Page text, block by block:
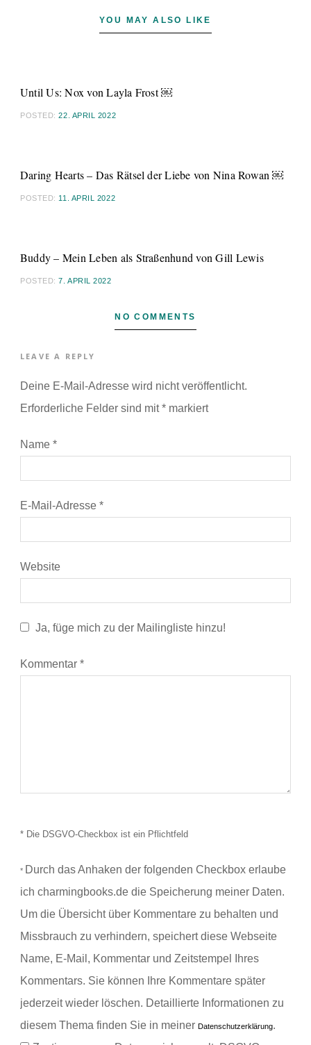
YOU MAY ALSO LIKE
Until Us: Nox von Layla Frost ￼
POSTED:22. APRIL 2022
Daring Hearts – Das Rätsel der Liebe von Nina Rowan ￼
POSTED: 11. APRIL 2022
Buddy – Mein Leben als Straßenhund von Gill Lewis
POSTED:7. APRIL 2022
NO COMMENTS
LEAVE A REPLY
Deine E-Mail-Adresse wird nicht veröffentlicht.
Erforderliche Felder sind mit* markiert
Name *
E-Mail-Adresse *
Website
Ja, füge mich zu der Mailingliste hinzu!
Kommentar *
* Die DSGVO-Checkbox ist ein Pflichtfeld
* Durch das Anhaken der folgenden Checkbox erlaube
ich charmingbooks.de die Speicherung meiner Daten.
Um die Übersicht über Kommentare zu behalten und
Missbrauch zu verhindern, speichert diese Webseite
Name, E-Mail, Kommentar und Zeitstempel Ihres
Kommentars. Sie können Ihre Kommentare später
jederzeit wieder löschen. Detaillierte Informationen zu
diesem Thema finden Sie in meiner Datenschutzerklärung.